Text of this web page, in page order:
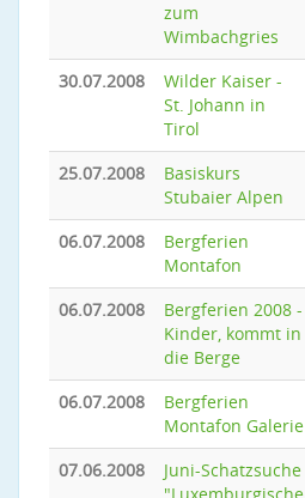
zum
Wimbachgries
30.07.2008
Wilder Kaiser -
St. Johann in
Tirol
25.07.2008
Basiskurs
Stubaier Alpen
06.07.2008
Bergferien
Montafon
06.07.2008
Bergferien 2008 -
Kinder, kommt in
die Berge
06.07.2008
Bergferien
Montafon Galerie
07.06.2008
Juni-Schatzsuche